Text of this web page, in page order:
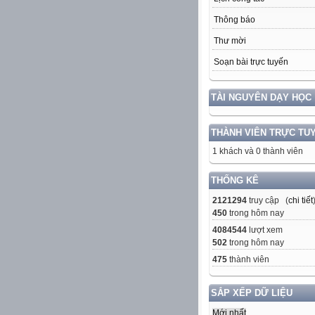
Thông báo
Thư mời
Soạn bài trực tuyến
TÀI NGUYÊN DẠY HỌC
THÀNH VIÊN TRỰC
1 khách và 0 thành viên
THỐNG KÊ
2121294 truy cập (chi tiết)
450 trong hôm nay
4084544 lượt xem
502 trong hôm nay
475 thành viên
SẮP XẾP DỮ LIỆU
Mới nhất